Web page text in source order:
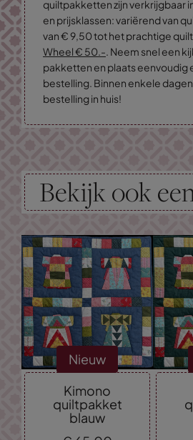
quiltpakketten zijn verkrijgbaar
en prijsklassen: variërend van
van € 9,50 tot het prachtige
Wheel € 50.-. Neem snel een
pakketten en plaats eenvoudig
bestelling. Binnen enkele
bestelling in huis!
Bekijk ook
Nieuw
Kimono
quiltpakket
blauw